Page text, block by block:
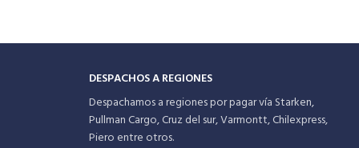
DESPACHOS A REGIONES
Despachamos a regiones por pagar vía Starken,
Pullman Cargo, Cruz del sur, Varmontt, Chilexpress,
Piero entre otros.